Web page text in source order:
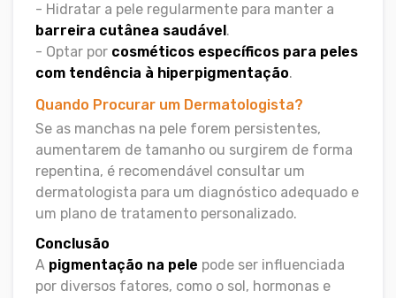
- Hidratar a pele regularmente para manter a
barreira cutânea saudável.
- Optar por cosméticos específicos para peles
com tendência à hiperpigmentação.
Quando Procurar um Dermatologista?
Se as manchas na pele forem persistentes,
aumentarem de tamanho ou surgirem de forma
repentina, é recomendável consultar um
dermatologista para um diagnóstico adequado e
um plano de tratamento personalizado.
Conclusão
A pigmentação na pele pode ser influenciada
por diversos fatores, como o sol, hormonas e